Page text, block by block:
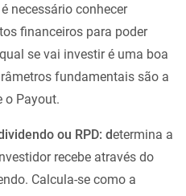
é necessário conhecer
financeiros para poder
se vai investir é uma boa
fundamentais são a
o Payout.
ou RPD: determina a
recebe através do
Calcula-se como a